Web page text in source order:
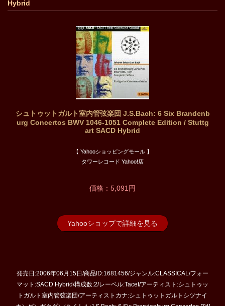
Hybrid
シュトゥットガルト室内管弦楽団 J.S.Bach: 6 Six Brandenb
urg Concertos BWV 1046-1051 Complete Edition / Stuttg
art SACD Hybrid
【 Yahooショッピングモール 】
タワーレコード Yahoo!店
価格：5,091円
Yahooショップで詳細を見る
発売日:2006年06月15日/商品ID:1681456/ジャンル:CLASSICAL/フォー
マット:SACD Hybrid/構成数:2/レーベル:Tacet/アーティスト:シュトゥッ
トガルト室内管弦楽団/アーティストカナ:シュトゥットガルトシツナイ